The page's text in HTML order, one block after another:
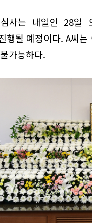
사는 내일인 28일
행될 예정이다. A씨
가능하다.